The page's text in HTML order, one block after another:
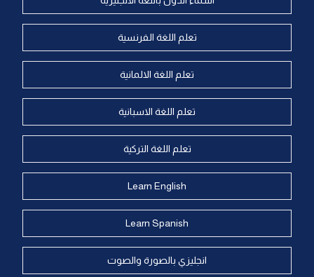
تعلم اللغة الفرنسية
تعلم اللغة الالمانية
تعلم اللغة الاسبانية
تعلم اللغة التركية
Learn English
Learn Spanish
انجليزي بالصورة والصوت